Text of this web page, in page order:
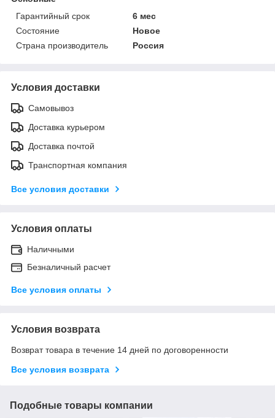
Гарантийный срок
6 мес
Состояние
Новое
Страна производитель
Россия
Условия доставки
Самовывоз
Доставка курьером
Доставка почтой
Транспортная компания
Все условия доставки
Условия оплаты
Наличными
Безналичный расчет
Все условия оплаты
Условия возврата
Возврат товара в течение 14 дней по договоренности
Все условия возврата
Подобные товары компании